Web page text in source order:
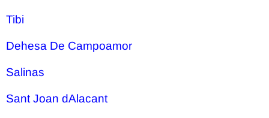
Tibi
Dehesa De Campoamor
Salinas
Sant Joan dAlacant